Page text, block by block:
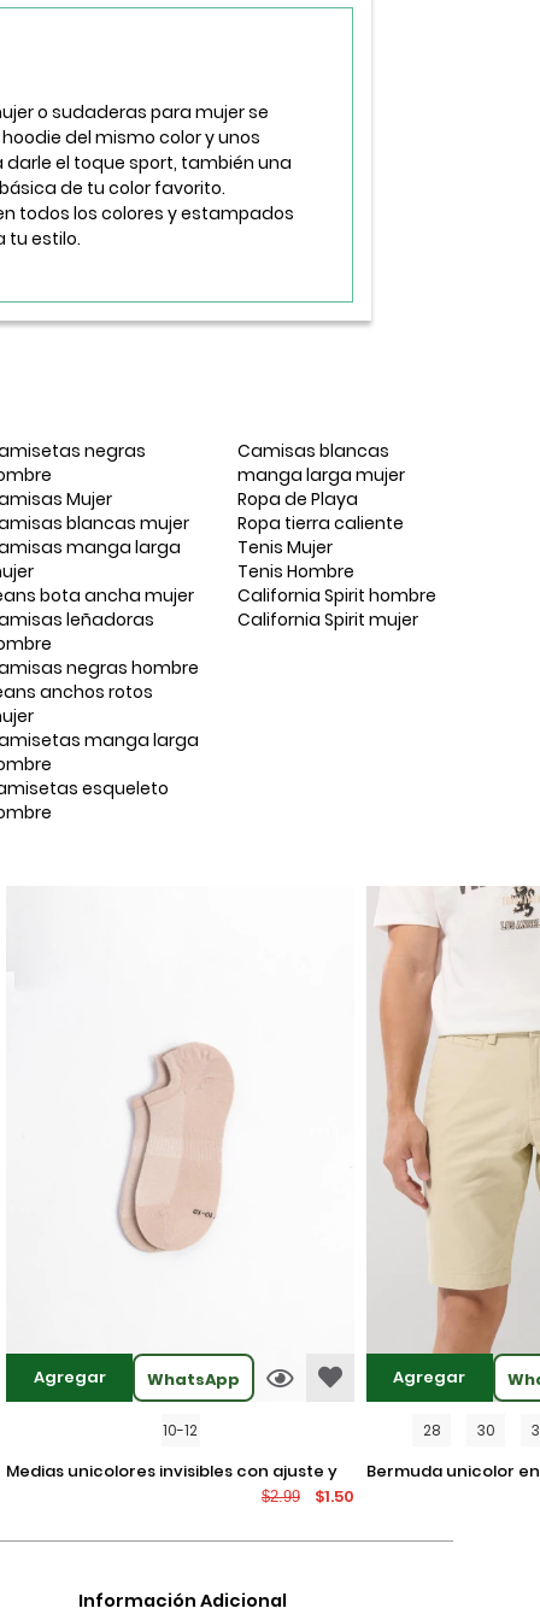
o sudaderas para mujer se
del mismo color y unos
el toque sport, también una
de tu color favorito.
todos los colores y estampados
tu estilo.
negras
Mujer
blancas mujer
manga larga
bota ancha mujer
leñadoras
negras hombre
anchos rotos
manga larga
esqueleto
Camisas blancas
manga larga mujer
Ropa de Playa
Ropa tierra caliente
Tenis Mujer
Tenis Hombre
California Spirit hombre
California Spirit mujer
Agregar WhatsApp
10-12
medias unicolores invisibles con ajuste y
$2.99 $1.50
Agregar
28 30
bermuda unicolor en dril ajustada con
Información Adicional